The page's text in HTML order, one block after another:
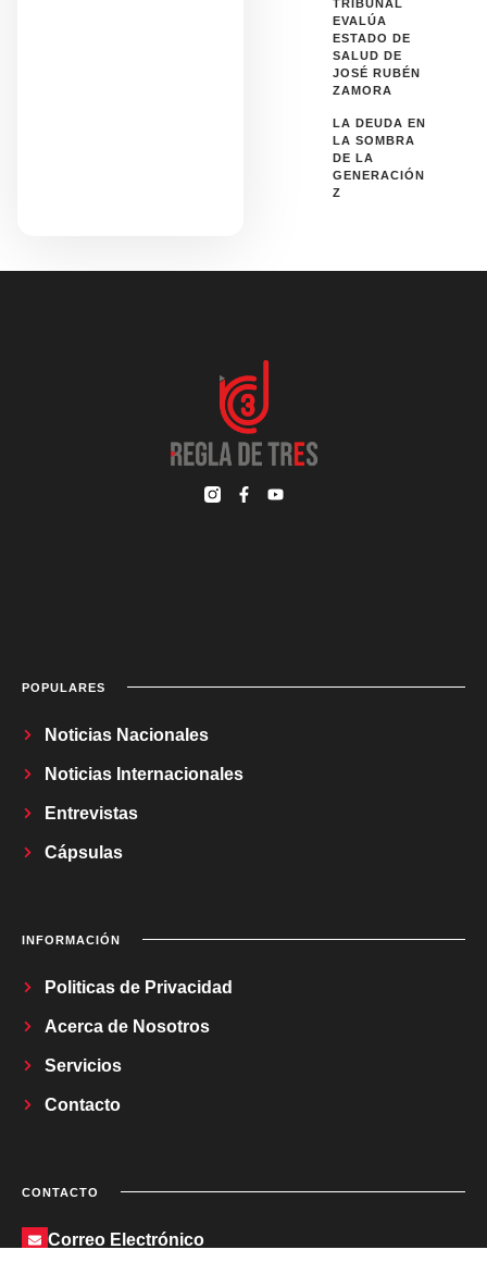
TRIBUNAL
EVALÚA
ESTADO DE
SALUD DE
JOSÉ RUBÉN
ZAMORA
LA DEUDA EN
LA SOMBRA
DE LA
GENERACIÓN
Z
POPULARES
Noticias Nacionales
Noticias Internacionales
Entrevistas
Cápsulas
INFORMACIÓN
Politicas de Privacidad
Acerca de Nosotros
Servicios
Contacto
CONTACTO
Correo Electrónico